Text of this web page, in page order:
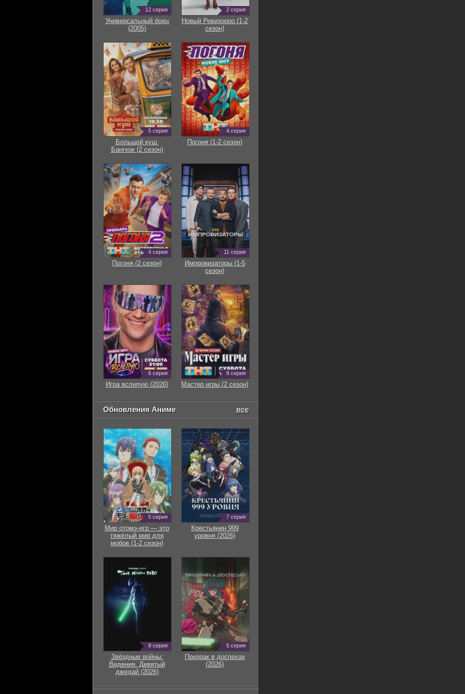
12 серия
Универсальный боец
(2005)
2 серия
Новый Ревизорро (1-2
сезон)
5 серия
Большой куш.
Бангкок (2 сезон)
4 серия
Погоня (1-2 сезон)
4 серия
Погоня (2 сезон)
11 серия
Импровизаторы (1-5
сезон)
6 серия
Игра вслепую (2026)
8 серия
Мастер игры (2 сезон)
Обновления Аниме все
5 серия
Мир отомэ-игр — это
тяжёлый мир для
мобов (1-2 сезон)
7 серия
Крестьянин 999
уровня (2026)
8 серия
Звёздные войны:
Видения. Девятый
джедай (2026)
5 серия
Призрак в доспехах
(2026)